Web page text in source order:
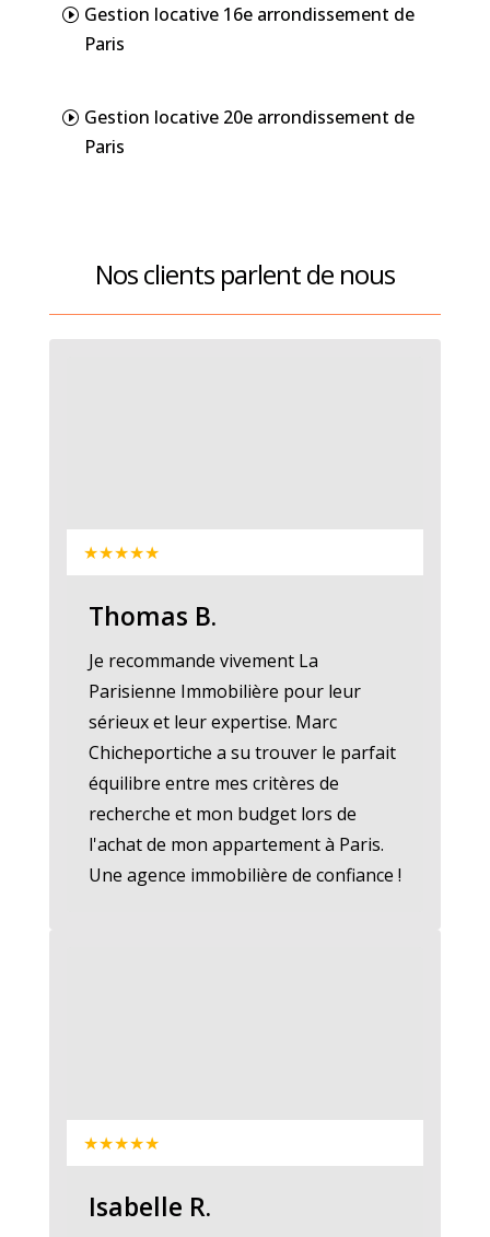
Gestion locative 16e arrondissement de
Paris
Gestion locative 20e arrondissement de
Paris
Nos clients parlent de nous
★★★★★
Thomas B.
Je recommande vivement La
Parisienne Immobilière pour leur
sérieux et leur expertise. Marc
Chicheportiche a su trouver le parfait
équilibre entre mes critères de
recherche et mon budget lors de
l'achat de mon appartement à Paris.
Une agence immobilière de confiance !
★★★★★
Isabelle R.